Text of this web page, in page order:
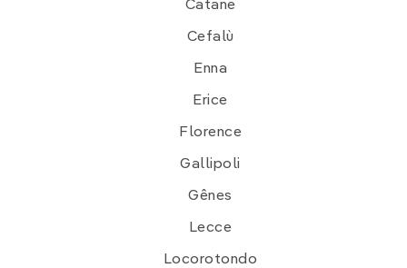
Catane
Cefalù
Enna
Erice
Florence
Gallipoli
Gênes
Lecce
Locorotondo